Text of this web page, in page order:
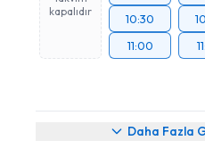
kapalıdır
10:30
11:00
Daha Fazla